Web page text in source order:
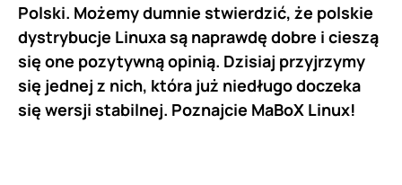
Polski. Możemy dumnie stwierdzić, że polskie
dystrybucje Linuxa są naprawdę dobre i cieszą
się one pozytywną opinią. Dzisiaj przyjrzymy
się jednej z nich, która już niedługo doczeka
się wersji stabilnej. Poznajcie MaBoX Linux!